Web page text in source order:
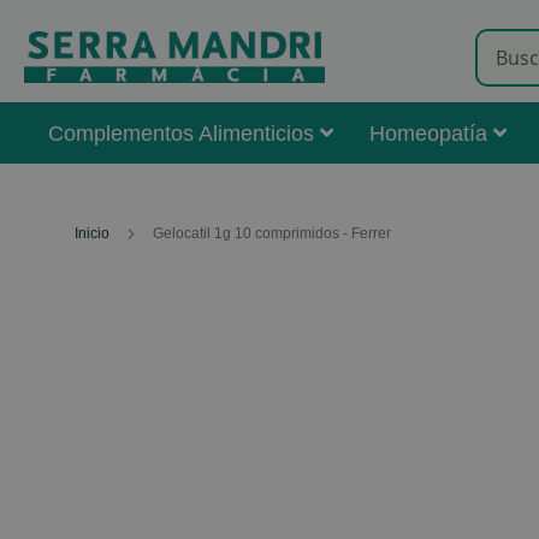
Complementos Alimenticios Homeopatía
Inicio Gelocatil 1g 10 comprimidos - Ferrer